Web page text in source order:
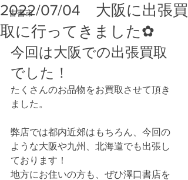
古書市
2022/07/04 大阪に出張買
取に行ってきました✿
今回は大阪での出張買取
でした！
たくさんのお品物をお買取させて頂き
ました。
弊店では都内近郊はもちろん、今回の
ような大阪や九州、北海道でも出張し
ております！
地方にお住いの方も、ぜひ澤口書店を